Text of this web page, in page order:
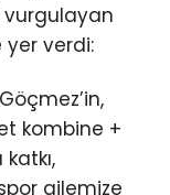
verdi:
kombine +
ailemize